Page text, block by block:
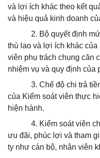
và lợi ích khác theo kết
và hiệu quả kinh doanh
2. Bộ quyết định
thù lao và lợi ích khác
viên phụ trách chung căn
nhiệm vụ và quy định của
3. Chế độ chi trả
của Kiểm soát viên thực
hiện hành.
4. Kiểm soát viên
ưu đãi, phúc lợi và tham
ty như cán bộ, nhân viên